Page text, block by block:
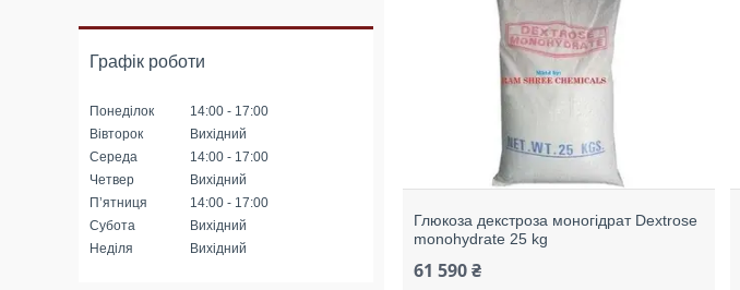
Глюкоза декстроза моногідрат Dextrose
monohydrate 25 kg
61 590 ₴
Графік роботи
Понеділок 14:00
17:00
Вівторок
Вихідний
Середа
14:00
17:00
Четвер
Вихідний
Пʼятниця
14:00
17:00
Субота
Вихідний
Неділя
Вихідний